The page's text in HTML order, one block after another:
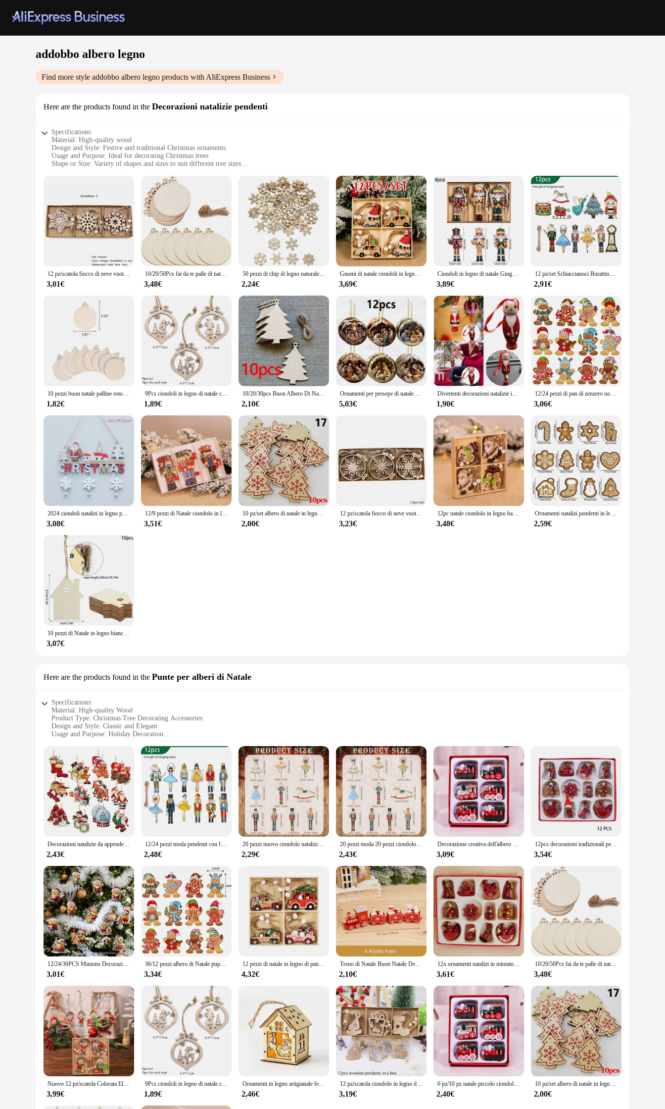
addobbo albero legno
Find more style addobbo albero legno products with AliExpress Business
Here are the products found in the Decorazioni natalizie pendenti
Specifications:
Material: High-quality wood
Design and Style: Festive and traditional Christmas ornaments
Usage and Purpose: Ideal for decorating Christmas trees
Shape or Size: Variety of shapes and sizes to suit different tree sizes
Parts and Accessories: Includes multiple ornaments in sets
**Elegant Craftsmanship for Holiday Cheer**
Celebrate the festive season with our addobbo albero legno Christmas ornaments, a collection that brings a touch of elegance and tradition to your holiday decor. Each ornament is meticulously crafted
from high-quality wood, ensuring durability and a lasting impression. The variety of shapes and sizes caters to different tree sizes, making it easy to create a visually stunning display. Whether you're
looking to add a rustic charm or a classic elegance to your Christmas tree, these ornaments are designed to complement any decorating style.
These ornaments are not just for Christmas trees; they are versatile enough to adorn wreaths, garlands, or even as standalone decorations. The wholesale availability and support from reliable vendors
and suppliers make it convenient for retailers to stock up for the holiday season. The sets are thoughtfully curated to offer a complete set of ornaments, making it easy for customers to create a
cohesive and festive display. The ornaments are not only beautiful but also practical, withstanding the rigors of the holiday season and ensuring your decor remains as vibrant as the first day you hang
**A Gift of Joy for Everyone**
Gift these addobbo albero legno Christmas ornaments to friends and family, and watch their faces light up with joy. The sets are perfect for gifting, and the wholesale options make it an excellent
choice for bulk purchases. These ornaments are not just decorations; they are a symbol of the holiday spirit, bringing warmth and happiness to homes and businesses alike. Whether you're decorating
for personal use or as a gift, these ornaments are sure to become a cherished part of your holiday traditions.
12 pz/scatola fiocco di neve vuoto in legno ciondoli Vintage di natale ornamenti appesi di natale per decorazioni per alberi di Noel regali di pittura fai da te
3,01€
10/20/50Pcs fai da te palle di natale in legno decorazione artigianato arti palline tag ornamento appeso per la casa natale capodanno regali per bambini
3,48€
50 pezzi di chip di legno naturale di Natale Babbo Natale fiocco di neve albero di Natale ornamenti appesi ciondolo decorazione Navidad artigianato fai da te
2,24€
Gnomi di natale ciondoli in legno decorazioni di buon natale per la casa 2024 albero di natale ornamenti di natale Navidad regalo di capodanno
3,69€
Ciondoli in legno di natale Gingerbread Man gnomi albero di natale appeso Oranment 2024 Noel Navidad decorazioni per la casa regalo di capodanno
3,89€
12 pz/set Schiaccianoci Burattino Albero Di Natale Ciondolo Schiaccianoci In Legno Soldato Ciondolo Appeso Noel Festa di Capodanno Decorazione Della Casa
2,91€
10 pezzi buon natale palline rotonde in legno tag palle di natale decorazione ornamenti artigianali fai da te natale capodanno Navidad Decor
1,82€
9Pcs ciondoli in legno di natale campana scavata/stella/palla ornamenti appesi navada Home Party Tree Decor pittura fai da te regalo Noel
1,89€
10/20/30pcs Buon Albero Di Natale Palline di Legno Tag Ornamenti Artigianali FAI DA TE Palle di Natale Decorazione Di Natale Capodanno Navidad Decor
2,10€
Ornamenti per presepe di natale 12X decorazione natalizia ciondolo per presepe in legno decorazioni per l'albero di natale decorazioni per la casa di pasqua
5,03€
Divertenti decorazioni natalizie in legno di Babbo Natale Ornamenti Albero di Natale Ciondolo appeso Vacanza Decorazioni per l'albero di Natale MateriaY śWiąTeczne
1,90€
12/24 pezzi di pan di zenzero uomo ornamenti albero di natale decorazioni pendenti in legno pendenti simpatico cartone animato natale fai da te decorazioni per la casa
3,06€
2024 ciondoli natalizi in legno porta parete decorazioni natalizie albero di natale ornamenti appesi felice anno nuovo 2025 navidad Decor per la casa
3,08€
12/9 pezzi di Natale ciondolo in legno fiocco di neve albero di Natale ornamenti appesi decorazioni natalizie per la casa regalo Navidad Capodanno 2023
3,51€
10 pz/set albero di natale in legno decorazione da appendere ornamenti natalizi pendenti con alce di neve festa a casa decorazioni regalo di capodanno
2,00€
12 pz/scatola fiocco di neve vuoto in legno ciondoli Vintage di natale ornamenti appesi di natale per decorazioni per alberi di Noel regali di pittura fai da te
3,23€
12pc natale ciondolo in legno babbo natale pupazzo di neve ornamenti per l'albero di natale regalo Navidad capodanno 2024 buon natale decorazioni per la casa
3,48€
Ornamenti natalizi pendenti in legno Gingerbread Man Pupazzo di neve Alce Albero di Natale Ghirlanda Decorazione pendente Navidad Party Home Decor Regalo
2,59€
10 pezzi di Natale in legno bianco ornamenti per la casa albero di Natale pendenti appesi per bambini fai da te artigianato matrimonio compleanno capodanno decorazione della casa
3,07€
Here are the products found in the Punte per alberi di Natale
Specifications:
Material: High-quality Wood
Product Type: Christmas Tree Decorating Accessories
Design and Style: Classic and Elegant
Usage and Purpose: Holiday Decoration
Performance and Property: Durable and Long-lasting
Features:
**Elevate Your Holiday Decor**
Adorn your Christmas tree with the timeless elegance of our addobbo albero legno Punte per alberi di Natale. These exquisite decorating accessories are crafted from high-quality wood, ensuring
durability and longevity. The classic design and style of these decorations are perfect for creating a festive atmosphere in any home or office. Whether you're looking to add a touch of traditional
charm or modern sophistication to your holiday decor, these sets are designed to cater to a variety of tastes and preferences.
**Versatile and Convenient**
Our addobbo albero legno Punte per alberi di Natale are not just about aesthetics; they're also about convenience. Available in sets, these decorations make it easy to achieve a cohesive look across your
tree. The versatility of these decorations allows them to be used in various settings, from small apartments to large homes, and from office parties to family gatherings. The sets are designed to provide
a comprehensive decorating solution, making your holiday decorating process more streamlined and enjoyable.
**Perfect for Wholesale and Retail**
Our addobbo albero legno Punte per alberi di Natale are not just for personal use; they're also an excellent choice for wholesale and retail vendors looking to expand their holiday offerings. The sets
are packaged in a way that ensures they arrive in pristine condition, ready to be displayed on your shelves or in your online store. With competitive pricing and high-quality products, these decorations
are sure to be a hit with your customers. Embrace the joy of the holiday season with our addobbo albero legno Punte per alberi di Natale, and let the festive spirit shine through your decor.
Decorazioni natalizie da appendere in legno Cortile Bar Negozio Scena di feste Decora ornamenti decorativi per l'albero di Natale
2,43€
12/24 pezzi moda pendenti con figure di Natale in legno colorato decorazione natalizia figura di cartone animato albero di Natale ornamento festa
2,48€
20 pezzi nuovo ciondolo natalizio da 20 pezzi figura di cartone animato in legno decorazione natalizia decorazioni colorate per feste natalizie
2,29€
20 pezzi moda 20 pezzi ciondolo natalizio in legno colorato decorazione natalizia figura di cartone animato albero di Natale ornamento festa
2,43€
Decorazione creativa dell'albero di natale piccolo ciondolo in legno piccoli ornamenti puntelli per finestre in scatola ornamenti decorazioni natalizie
3,09€
12pcs decorazioni tradizionali per l'albero di natale in legno figurine di ornamenti appesi di natale giocattoli a tamburo di cavallo a dondolo angelo
3,54€
12/24/36PCS Minions Decorazioni per feste di Natale Mini grucce per albero di Natale in legno adatte per la casa dell'albero di Natale e la festa De
3,01€
36/12 pezzi albero di Natale pupazzo di pan di zenzero pendenti ornamenti in legno simpatico cartone animato natale decorazione da appendere decorazione per feste in casa fai da te
3,34€
12 pezzi di natale in legno di pan di zenzero uomo ornamenti appesi ciondoli albero di natale per la decorazione domestica decorazioni per feste di natale capodanno
4,32€
Treno di Natale Buon Natale Decorazioni per la casa 2024 Cristmas Ornamento in legno Natale Navidad Noel Regali Capodanno 2025
2,10€
12x ornamenti natalizi in miniatura in legno, albero di Natale in legno, ornamenti appesi per fattoria, interni, feste in casa, regalo di Capodanno
3,61€
10/20/50Pcs fai da te palle di natale in legno decorazione artigianato arti palline tag ornamento appeso per la casa natale capodanno regali per bambini
3,48€
Nuovo 12 pz/scatola Colorata Elfo Bambola Pendenti Di Natale In Legno Albero Di Natale Appeso Ornamenti Di Natale 2024 Capodanno Per Bambini Regalo
3,99€
9Pcs ciondoli in legno di natale campana scavata/stella/palla ornamenti appesi navada Home Party Tree Decor pittura fai da te regalo Noel
1,89€
Ornamenti in legno artigianale fetta di legno preforato albero di natale abbellimenti appesi decorazione regalo Souvenir fai da te per bambini
2,46€
12 pz/scatola ciondolo in legno di natale carino stella/cervo/albero ornamenti per albero di natale decorazioni appese bambini regali di pittura fai da te
3,19€
6 pz/10 pz natale piccolo ciondolo in legno confezione regalo natale piccolo regalo treno appeso decorazione dell'albero di natale
2,40€
10 pz/set albero di natale in legno decorazione da appendere ornamenti natalizi pendenti con alce di neve festa a casa decorazioni regalo di capodanno
2,00€